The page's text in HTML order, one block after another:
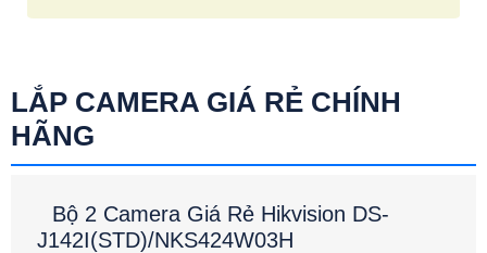
LẮP CAMERA GIÁ RẺ CHÍNH
HÃNG
Bộ 2 Camera Giá Rẻ Hikvision DS-
J142I(STD)/NKS424W03H